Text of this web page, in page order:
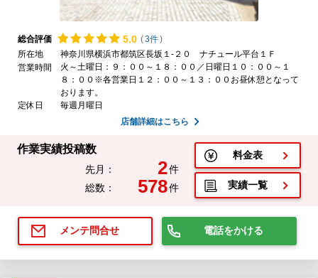
総合評価 5.0 (3件)
所在地
神奈川県横浜市都筑区長坂１-２０ ナチュール平台１Ｆ
営業時間
火～土曜日：９：００～１８：００／日曜日１０：００～１
８：００※各営業日１２：００～１３：００お昼休憩となって
おります。
定休日
毎週月曜日
店舗詳細はこちら
作業実績投稿数
先月： 2件
総数：
578件
料金表
実績一覧
メンテ問合せ 電話をかける